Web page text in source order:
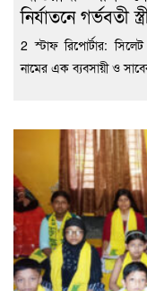
নির্যাতনে গর্ভবতী
2 স্টাফ রিপোর্টার:
নামের এক ব্যবসায়ী ও